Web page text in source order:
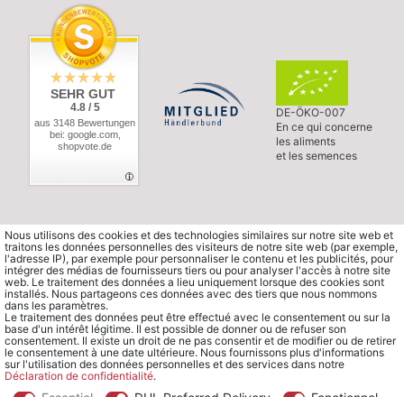
SEHR GUT
4.8 / 5
aus 3148 Bewertungen
bei: google.com,
shopvote.de
DE-ÖKO-007
En ce qui concerne
les aliments
et les semences
Nous utilisons des cookies et des technologies similaires sur notre site web et
traitons les données personnelles des visiteurs de notre site web (par exemple,
l'adresse IP), par exemple pour personnaliser le contenu et les publicités, pour
intégrer des médias de fournisseurs tiers ou pour analyser l'accès à notre site
web. Le traitement des données a lieu uniquement lorsque des cookies sont
installés. Nous partageons ces données avec des tiers que nous nommons
dans les paramètres.
Le traitement des données peut être effectué avec le consentement ou sur la
base d'un intérêt légitime. Il est possible de donner ou de refuser son
consentement. Il existe un droit de ne pas consentir et de modifier ou de retirer
le consentement à une date ultérieure. Nous fournissons plus d'informations
sur l'utilisation des données personnelles et des services dans notre
Déclaration de confidentialité.